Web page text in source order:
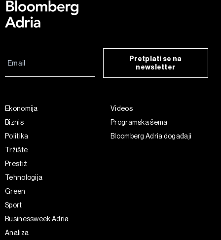
Pretplati se na
newsletter
Ekonomija
Biznis
Politika
Tržište
Prestiž
Tehnologija
Green
Sport
Businessweek Adria
Analiza
Videos
Programska šema
Bloomberg Adria događaji